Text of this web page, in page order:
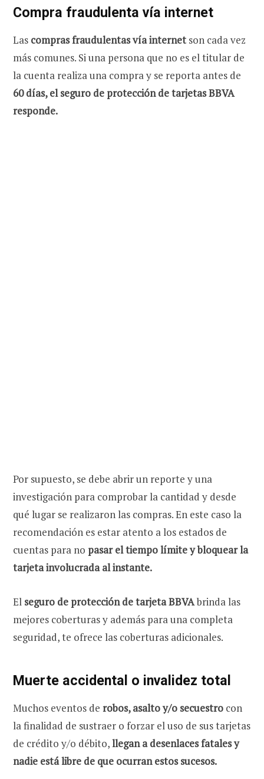
Compra fraudulenta vía internet
Las compras fraudulentas vía internetson cada vez
más comunes. Si una persona que no es el titular de
la cuenta realiza una compra y se reporta antes de
60 días, el seguro de protección de tarjetas BBVA
responde.
Por supuesto, se debe abrir un reporte y una
investigación para comprobar la cantidad y desde
qué lugar se realizaron las compras. En este caso la
recomendación es estar atento a los estados de
cuentas para no pasar el tiempo límite y bloquear la
tarjeta involucrada al instante.
El seguro de protección de tarjeta BBVAbrinda las
mejores coberturas y además para una completa
seguridad, te ofrece las coberturas adicionales.
Muerte accidental o invalidez total
Muchos eventos de robos, asalto y/o secuestro con
la finalidad de sustraer o forzar el uso de sus tarjetas
de crédito y/o débito,llegan a desenlaces fatales y
nadie está libre de que ocurran estos sucesos.